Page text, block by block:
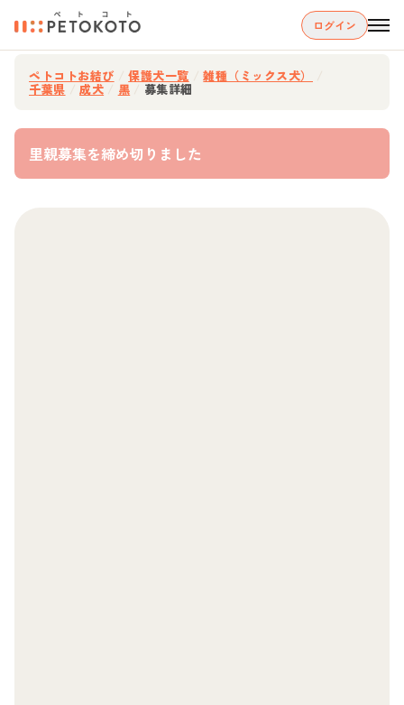
ログイン
ペトコトお結び 保護犬一覧 雑種（ミックス犬）
千葉県 成犬 黒 募集詳細
里親募集を締め切りました